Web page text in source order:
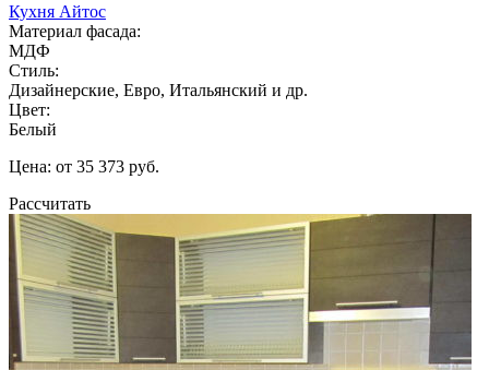
Кухня Айтос
Материал фасада:
МДФ
Стиль:
Дизайнерские, Евро, Итальянский и др.
Цвет:
Белый
Цена: от 35 373 руб.
Рассчитать